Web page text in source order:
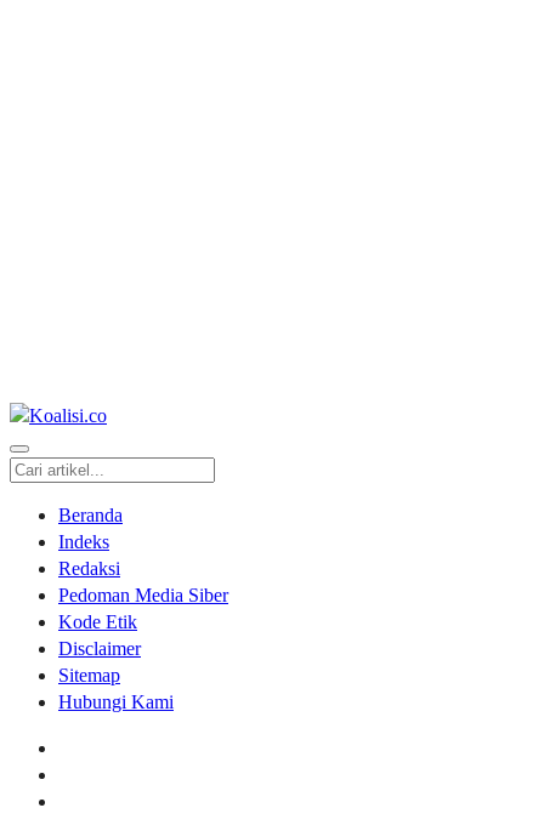
Beranda
Indeks
Redaksi
Pedoman Media Siber
Kode Etik
Disclaimer
Sitemap
Hubungi Kami